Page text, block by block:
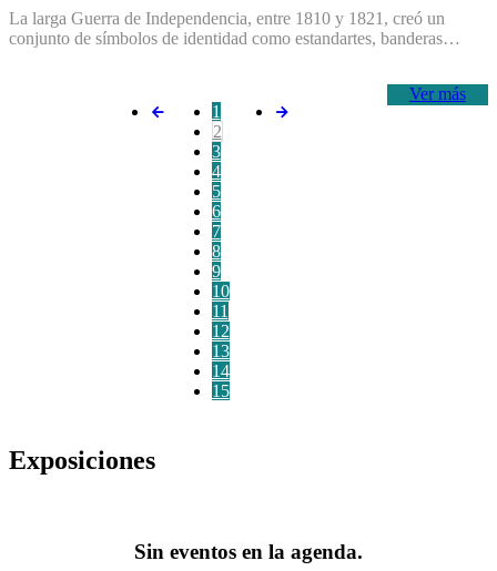
La larga Guerra de Independencia, entre 1810 y 1821, creó un
conjunto de símbolos de identidad como estandartes, banderas…
Ver más
1
2
3
4
5
6
7
8
9
10
11
12
13
14
15
Exposiciones
Sin eventos en la agenda.